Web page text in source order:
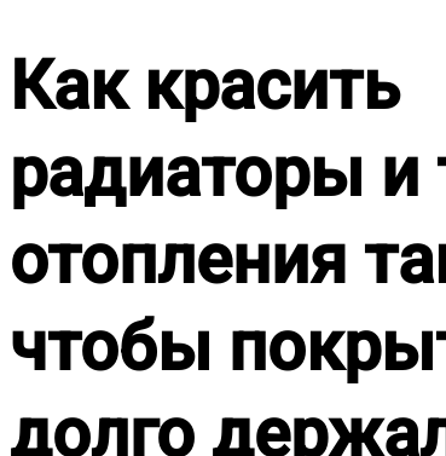
Как красить
радиаторы и
отопления
чтобы
долго